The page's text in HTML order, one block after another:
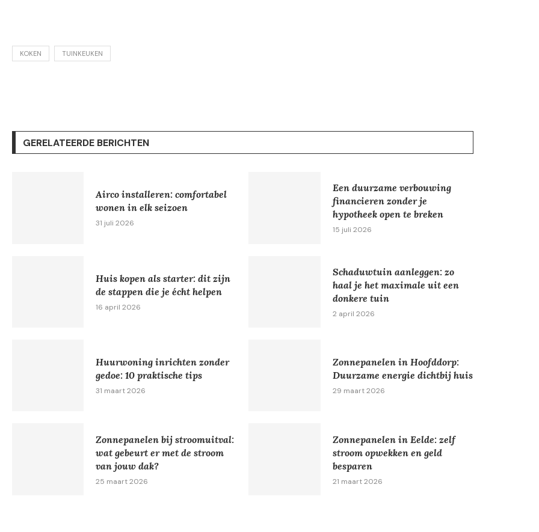
KOKEN TUINKEUKEN
GERELATEERDE BERICHTEN
Airco installeren: comfortabel
wonen in elk seizoen
31 juli 2026
Een duurzame verbouwing
financieren zonder je
hypotheek open te breken
15 juli 2026
Huis kopen als starter: dit zijn
de stappen die je écht helpen
16 april 2026
Schaduwtuin aanleggen: zo
haal je het maximale uit een
donkere tuin
2 april 2026
Huurwoning inrichten zonder
gedoe: 10 praktische tips
31 maart 2026
Zonnepanelen in Hoofddorp:
Duurzame energie dichtbij huis
29 maart 2026
Zonnepanelen bij stroomuitval:
wat gebeurt er met de stroom
van jouw dak?
25 maart 2026
Zonnepanelen in Eelde: zelf
stroom opwekken en geld
besparen
21 maart 2026